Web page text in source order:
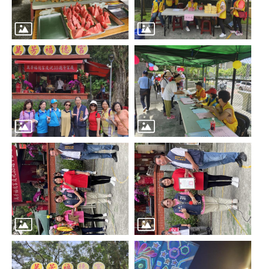
文
化
資
產
臺
北
市
區
里
界
說
臺
北
市
鄰
長
名
冊